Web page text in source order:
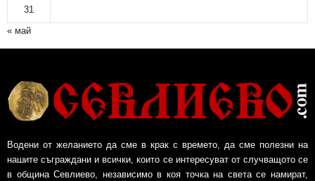
31
« май
Водени от желанието да сме в крак с времето, да сме полезни на
нашите съграждани и всички, които се интересуват от случващото се
в община Севлиево, независимо в коя точка на света се намират,